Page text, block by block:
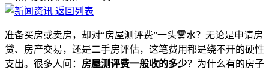
返回列表
准备买房或卖房，却对“房屋测评费”一头雾水？无论是申请房
贷、房产交易，还是二手房评估，这笔费用都是绕不开的硬性
支出。很多人问： 房屋测评费一般收的多少？为什么有的房子